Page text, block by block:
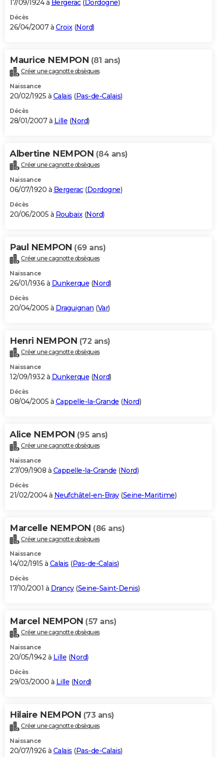
17/09/1924 à Bergerac( Dordogne)
Décès
26/04/2007 à Croix(Nord)
Maurice NEMPON (81 ans)
Créer une cagnotte obsèques
Naissance
20/02/1925 à Calais (Pas-de-Calais)
Décès
28/01/2007 à Lille (Nord)
Albertine NEMPON (84 ans)
Créer une cagnotte obsèques
Naissance
06/07/1920 à Bergerac(Dordogne)
Décès
20/06/2005 à Roubaix(Nord)
Paul NEMPON (69 ans)
Créer une cagnotte obsèques
Naissance
26/01/1936 à Dunkerque (Nord)
Décès
20/04/2005 à Draguignan (Var)
Henri NEMPON (72 ans)
Créer une cagnotte obsèques
Naissance
12/09/1932 à Dunkerque (Nord)
Décès
08/04/2005 à Cappelle-la-Grande (Nord)
Alice NEMPON (95 ans)
Créer une cagnotte obsèques
Naissance
27/09/1908 à Cappelle-la-Grande (Nord)
Décès
21/02/2004 à Neufchâtel-en-Bray(Seine-Maritime)
Marcelle NEMPON (86 ans)
Créer une cagnotte obsèques
Naissance
14/02/1915 à Calais (Pas-de-Calais)
Décès
17/10/2001 à Drancy(Seine-Saint-Denis)
Marcel NEMPON (57 ans)
Créer une cagnotte obsèques
Naissance
20/05/1942 à Lille (Nord)
Décès
29/03/2000 à Lille (Nord)
Hilaire NEMPON (73 ans)
Créer une cagnotte obsèques
Naissance
20/07/1926 à Calais (Pas-de-Calais)